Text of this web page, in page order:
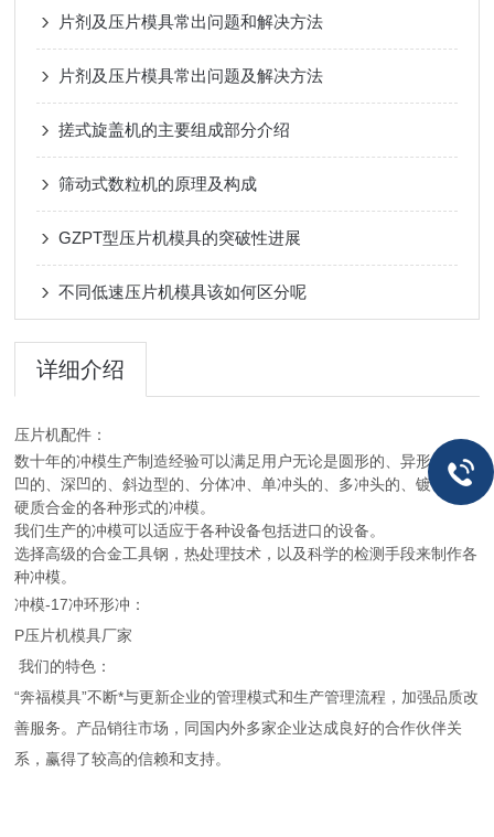
片剂及压片模具常出问题和解决方法
片剂及压片模具常出问题及解决方法
搓式旋盖机的主要组成部分介绍
筛动式数粒机的原理及构成
GZPT型压片机模具的突破性进展
不同低速压片机模具该如何区分呢
详细介绍
压片机配件：
数十年的冲模生产制造经验可以满足用户无论是圆形的、异形的、浅
凹的、深凹的、斜边型的、分体冲、单冲头的、多冲头的、镀铬的、
硬质合金的各种形式的冲模。
我们生产的冲模可以适应于各种设备包括进口的设备。
选择高级的合金工具钢，热处理技术，以及科学的检测手段来制作各
种冲模。
冲模-17冲环形冲：
P压片机模具厂家
我们的特色：
“奔福模具”不断*与更新企业的管理模式和生产管理流程，加强品质改
善服务。产品销往市场，同国内外多家企业达成良好的合作伙伴关
系，赢得了较高的信赖和支持。